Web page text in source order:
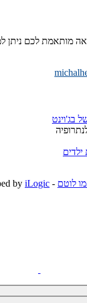
מותאמת לכם ניתן
בג'וינט
לוטם - Developed by
iLogic